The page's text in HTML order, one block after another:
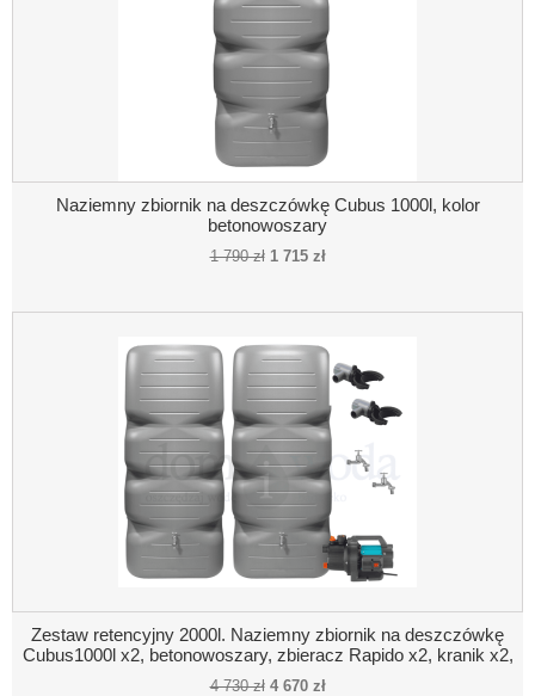
Naziemny zbiornik na deszczówkę Cubus 1000l, kolor
betonowoszary
1 790 zł 1 715 zł
Zestaw retencyjny 2000l. Naziemny zbiornik na deszczówkę
Cubus1000l x2, betonowoszary, zbieracz Rapido x2, kranik x2,
pompa naziemna, akcesoria
4 730 zł 4 670 zł